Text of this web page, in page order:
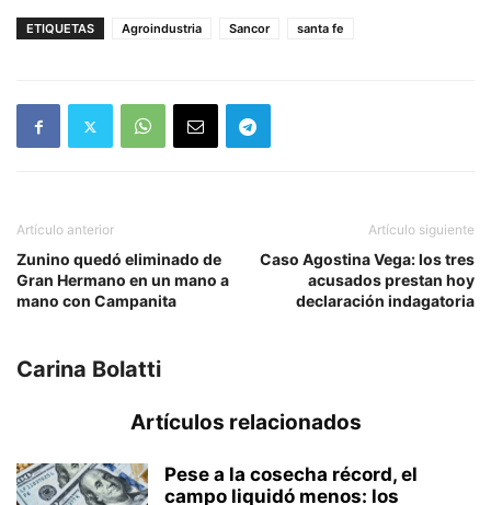
ETIQUETAS Agroindustria Sancor santa fe
Artículo anterior
Zunino quedó eliminado de
Gran Hermano en un mano a
mano con Campanita
Artículo siguiente
Caso Agostina Vega: los tres
acusados prestan hoy
declaración indagatoria
Carina Bolatti
Artículos relacionados
Pese a la cosecha récord, el
campo liquidó menos: los